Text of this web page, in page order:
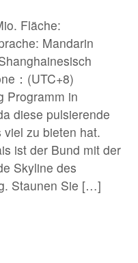
Fläche:
Mandarin
：(UTC+8)
Programm in
diese pulsierende
zu bieten hat.
ist der Bund mit der
Skyline des
Staunen Sie […]